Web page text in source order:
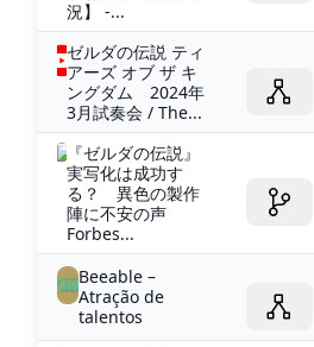
況】 -...
ゼルダの伝説 ティ
アーズ オブ ザ キ
ングダム 2024年
3月試奏会 / The...
『ゼルダの伝説』
実写化は成功す
る？ 異色の製作
陣に不安の声
Forbes...
Beeable –
Atração de
talentos